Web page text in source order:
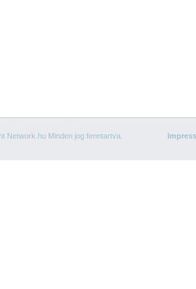
Network.hu Minden jog fenntartva.